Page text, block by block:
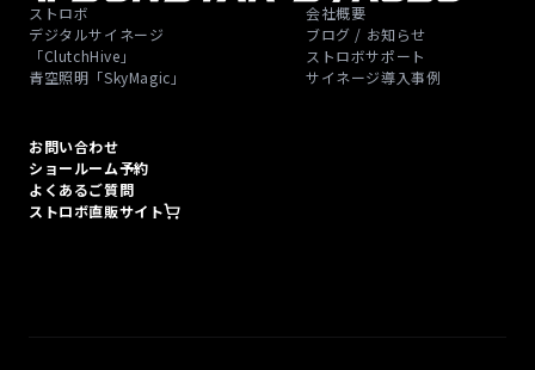
ストロボ
デジタルサイネージ
「ClutchHive」
青空照明「SkyMagic」
会社概要
ブログ / お知らせ
ストロボサポート
サイネージ導入事例
お問い合わせ
ショールーム予約
よくあるご質問
ストロボ直販サイト